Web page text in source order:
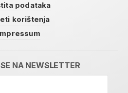
podataka
korištenja
NA NEWSLETTER